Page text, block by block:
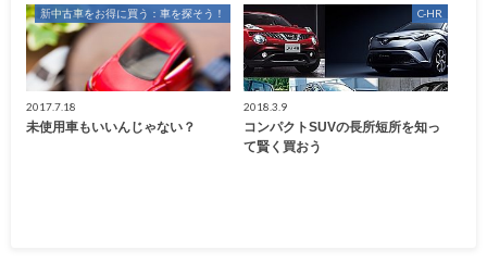
新中古車をお得に買う：車を探そう！
2017.7.18
未使用車もいいんじゃない？
C-HR
2018.3.9
コンパクトSUVの長所短所を知っ
て賢く買おう